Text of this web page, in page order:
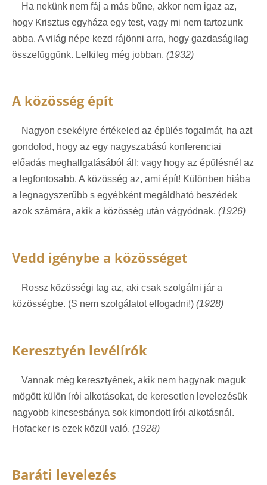
Ha nekünk nem fáj a más bűne, akkor nem igaz az,
hogy Krisztus egyháza egy test, vagy mi nem tartozunk
abba. A világ népe kezd rájönni arra, hogy gazdaságilag
összefüggünk. Lelkileg még jobban. (1932)
A közösség épít
Nagyon csekélyre értékeled az épülés fogalmát, ha azt
gondolod, hogy az egy nagyszabású konferenciai
előadás meghallgatásából áll; vagy hogy az épülésnél az
a legfontosabb. A közösség az, ami épít! Különben hiába
a legnagyszerűbb s egyébként megáldható beszédek
azok számára, akik a közösség után vágyódnak. (1926)
Vedd igénybe a közösséget
Rossz közösségi tag az, aki csak szolgálni jár a
közösségbe. (S nem szolgálatot elfogadni!) (1928)
Keresztyén levélírók
Vannak még keresztyének, akik nem hagynak maguk
mögött külön írói alkotásokat, de keresetlen levelezésük
nagyobb kincsesbánya sok kimondott írói alkotásnál.
Hofacker is ezek közül való. (1928)
Baráti levelezés